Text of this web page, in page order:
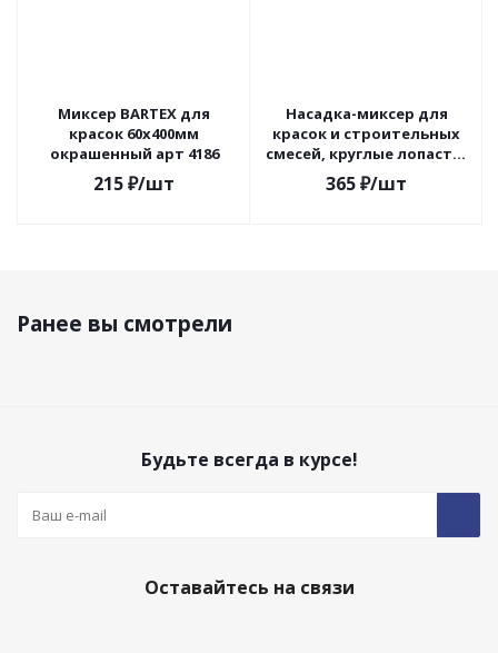
Миксер BARTEX для
красок 60х400мм
окрашенный арт 4186
215₽/шт
Насадка-миксер для
красок и строительных
смесей, круглые лопасти,
диаметр 100х600х8 мм,
оцинкованная
365₽/шт
Ранее вы смотрели
Будьте всегда в курсе!
Оставайтесь на связи